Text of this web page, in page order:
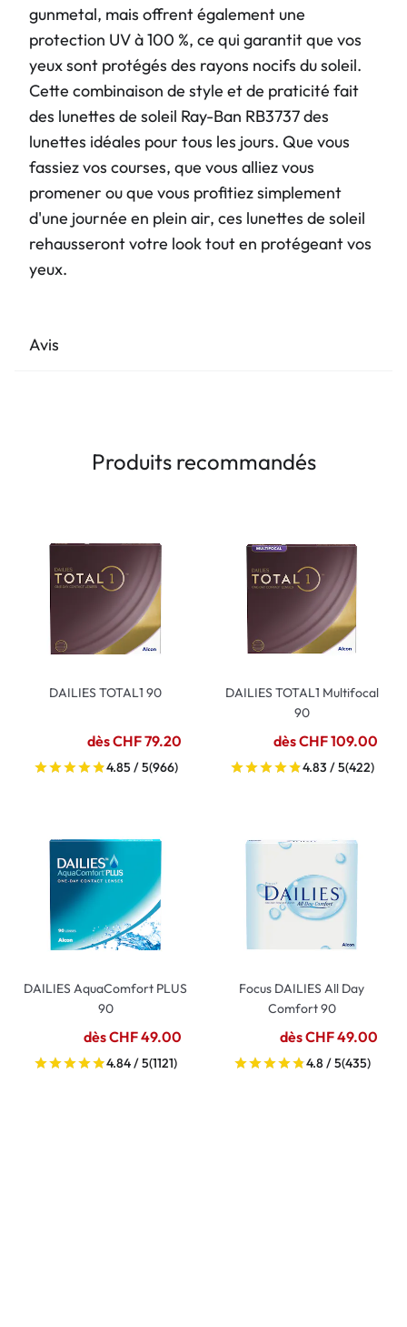
gunmetal, mais offrent également une
protection UV à 100 %, ce qui garantit que vos
yeux sont protégés des rayons nocifs du soleil.
Cette combinaison de style et de praticité fait
des lunettes de soleil Ray-Ban RB3737 des
lunettes idéales pour tous les jours. Que vous
fassiez vos courses, que vous alliez vous
promener ou que vous profitiez simplement
d'une journée en plein air, ces lunettes de soleil
rehausseront votre look tout en protégeant vos
yeux.
Avis
Produits recommandés
DAILIES TOTAL1 90
dès CHF 79.20
4.85 / 5(966)
DAILIES TOTAL1 Multifocal
90
dès CHF 109.00
4.83 / 5(422)
DAILIES AquaComfort PLUS
90
dès CHF 49.00
4.84 / 5(1121)
Focus DAILIES All Day
Comfort 90
dès CHF 49.00
4.8 / 5(435)